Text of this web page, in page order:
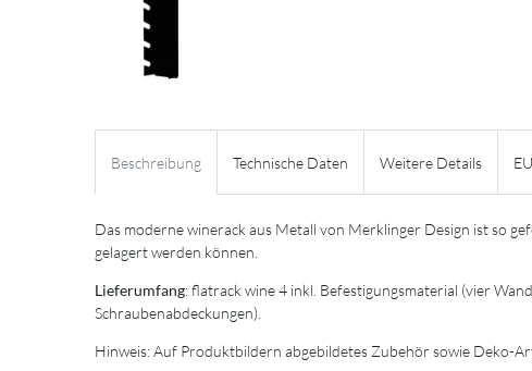
Beschreibung Technische Daten Weitere Details
Das moderne winerack aus Metall von Merklinger Design ist so
gelagert werden können.
Lieferumfang: flatrack wine 4 inkl. Befestigungsmaterial (vier
Schraubenabdeckungen).
Hinweis: Auf Produktbildern abgebildetes Zubehör sowie Deko-